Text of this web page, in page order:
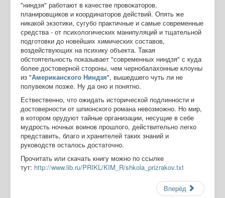
"ниндзя" работают в качестве провокаторов,
планировщиков и координаторов действий. Опять же
никакой экзотики, сугубо практичные и самые современные
средства - от психологических манипуляций и тщательной
подготовки до новейших химических составов,
воздействующих на психику объекта. Такая
обстоятельность показывает "современных ниндзя" с куда
более достоверной стороны, чем чернобалахонные клоуны
из "Американского Ниндзя", вышедшего чуть ли не
полувеком позже. Ну да оно и понятно.
Ествественно, что ожидать исторической подлинности и
достоверности от шпионского романа невозможно. Но мир,
в котором орудуют тайные организации, несущие в себе
мудрость ночных воинов прошлого, действительно легко
представить, благо и хранителей таких знаний и
руководств осталось достаточно.
Прочитать или скачать книгу можно по ссылке
тут: http://www.lib.ru/PRIKL/KIM_R/shkola_prizrakov.txt
Вперёд